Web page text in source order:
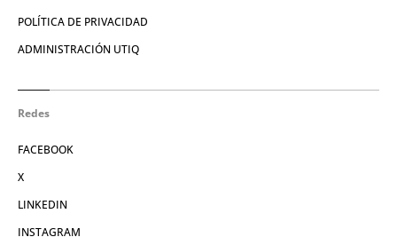
POLÍTICA DE PRIVACIDAD
ADMINISTRACIÓN UTIQ
Redes
FACEBOOK
X
LINKEDIN
INSTAGRAM